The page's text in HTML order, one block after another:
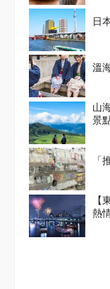
日
溫
山
景
「
【
熱